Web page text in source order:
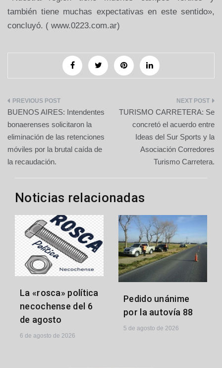
también tiene muchas expectativas en este sentido»,
concluyó. ( www.0223.com.ar)
Navegación
de
entradas
BUENOS AIRES: Intendentes
bonaerenses solicitaron la
eliminación de las retenciones
móviles por la brutal caída de
la recaudación.
TURISMO CARRETERA: Se
concretó el acuerdo entre
Ideas del Sur Sports y la
Asociación Corredores
Turismo Carretera.
Noticias relacionadas
La «rosca» política
necochense del 6
de agosto
6 de agosto de 2026
Pedido unánime
por la autovía 88
5 de agosto de 2026